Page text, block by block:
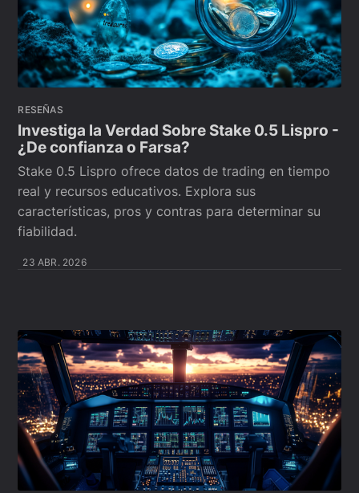
RESEÑAS
Investiga la Verdad Sobre Stake 0.5 Lispro -
¿De confianza o Farsa?
Stake 0.5 Lispro ofrece datos de trading en tiempo
real y recursos educativos. Explora sus
características, pros y contras para determinar su
fiabilidad.
23 ABR. 2026